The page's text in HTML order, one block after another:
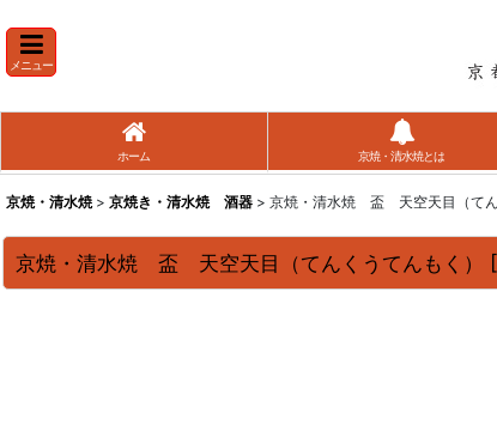
京焼・清水焼 > 京焼き・清水焼 酒器 > 京焼・清水焼 盃 天空天目（てん
メニュー
ホーム 京焼・清水焼とは
京焼・清水焼 盃 天空天目（てんくうてんもく） [